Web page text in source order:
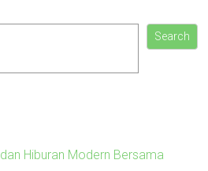
Search
Hiburan Modern Bersama